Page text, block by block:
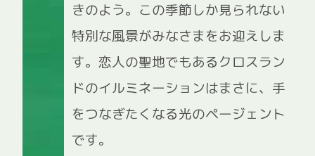
きのよう。この季節しか見られない
特別な風景がみなさまをお迎えしま
す。恋人の聖地でもあるクロスラン
ドのイルミネーションはまさに、手
をつなぎたくなる光のページェント
です。